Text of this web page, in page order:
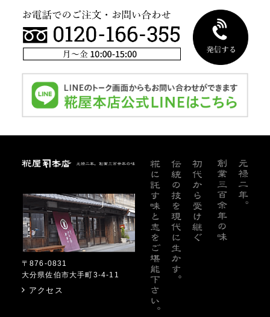
糀屋本店
〒876-0831
大分県佐伯市大手町3-4-11
アクセス